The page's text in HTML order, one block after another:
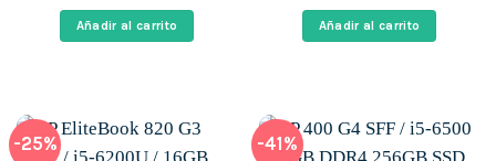
original
era:
actual
es:
Añadir al carrito
original
era:
actual
es:
Añadir al carrito
-25% -41%